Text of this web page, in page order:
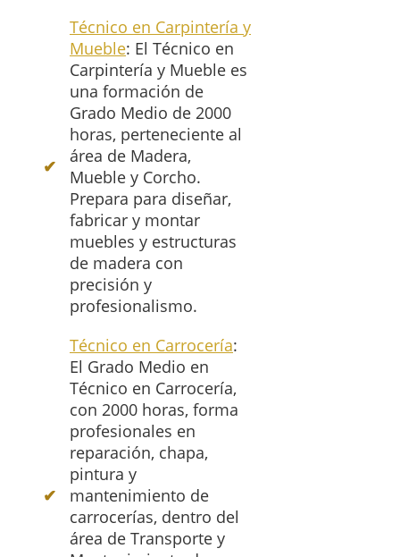
Técnico en Carpintería y
Mueble: El Técnico en
Carpintería y Mueble es
una formación de
Grado Medio de 2000
horas, perteneciente al
área de Madera,
Mueble y Corcho.
Prepara para diseñar,
fabricar y montar
muebles y estructuras
de madera con
precisión y
profesionalismo.
Técnico en Carrocería:
El Grado Medio en
Técnico en Carrocería,
con 2000 horas, forma
profesionales en
reparación, chapa,
pintura y
mantenimiento de
carrocerías, dentro del
área de Transporte y